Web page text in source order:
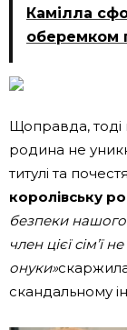
Камілла
оберемком
Щоправда, тоді
родина не
титулі та
королівську
безпеки
член цієї сім’ї
онуки»
скандальному